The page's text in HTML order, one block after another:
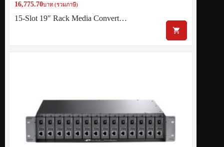
16,775.70บาท (รวมภาษี)
15-Slot 19″ Rack Media Convert…